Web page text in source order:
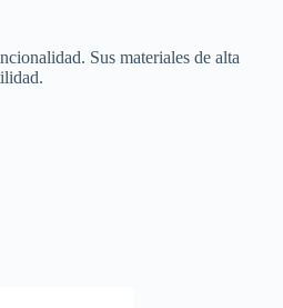
Sus materiales de alta